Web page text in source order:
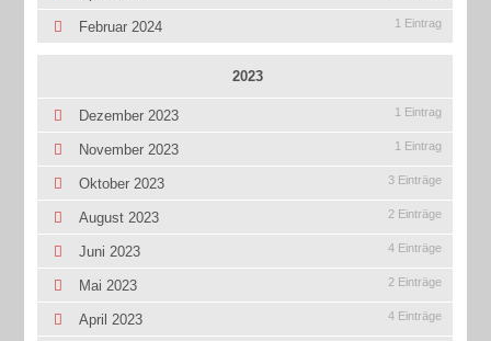
Februar 2024 1 Eintrag
2023
Dezember 2023 1 Eintrag
November 2023 1 Eintrag
Oktober 2023 3 Einträge
August 2023 2 Einträge
Juni 2023 4 Einträge
Mai 2023 2 Einträge
April 2023 4 Einträge